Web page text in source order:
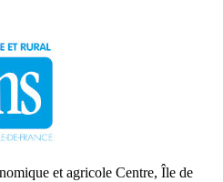
et agricole Centre, Île de